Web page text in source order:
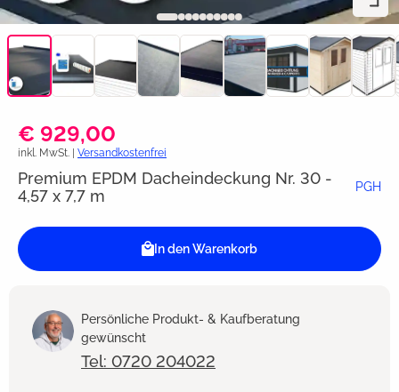
€ 929,00
inkl. MwSt. | Versandkostenfrei
Premium EPDM Dacheindeckung Nr. 30 -
4,57 x 7,7 m
PGH
In den Warenkorb
Persönliche Produkt- & Kaufberatung
gewünscht
Tel: 0720 204022